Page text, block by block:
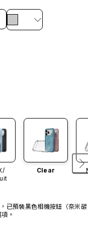
Clear
已預裝黑色相機按鈕（奈米碳
。